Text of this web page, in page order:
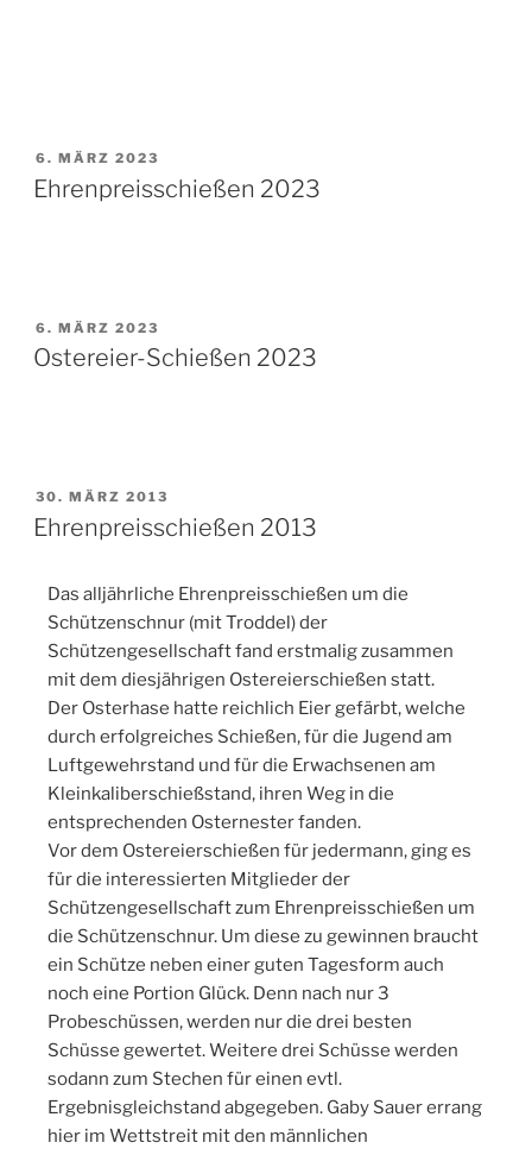
6. MÄRZ 2023
Ehrenpreisschießen 2023
6. MÄRZ 2023
Ostereier-Schießen 2023
30. MÄRZ 2013
Ehrenpreisschießen 2013
Das alljährliche Ehrenpreisschießen um die
Schützenschnur (mit Troddel) der
Schützengesellschaft fand erstmalig zusammen
mit dem diesjährigen Ostereierschießen statt.
Der Osterhase hatte reichlich Eier gefärbt, welche
durch erfolgreiches Schießen, für die Jugend am
Luftgewehrstand und für die Erwachsenen am
Kleinkaliberschießstand, ihren Weg in die
entsprechenden Osternester fanden.
Vor dem Ostereierschießen für jedermann, ging es
für die interessierten Mitglieder der
Schützengesellschaft zum Ehrenpreisschießen um
die Schützenschnur. Um diese zu gewinnen braucht
ein Schütze neben einer guten Tagesform auch
noch eine Portion Glück. Denn nach nur 3
Probeschüssen, werden nur die drei besten
Schüsse gewertet. Weitere drei Schüsse werden
sodann zum Stechen für einen evtl.
Ergebnisgleichstand abgegeben. Gaby Sauer errang
hier im Wettstreit mit den männlichen